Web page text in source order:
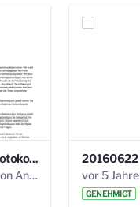
20160928 Protokoll 17. Steuerungskreis.pdf
vor 5 Jahren von Anni Schlumberger
GENEHMIGT